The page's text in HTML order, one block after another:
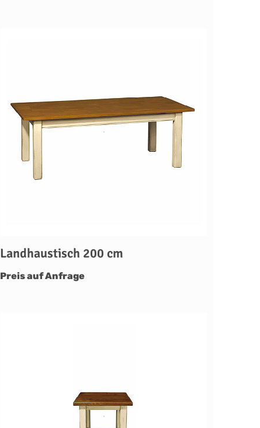
Landhaustisch 200 cm
Preis auf Anfrage